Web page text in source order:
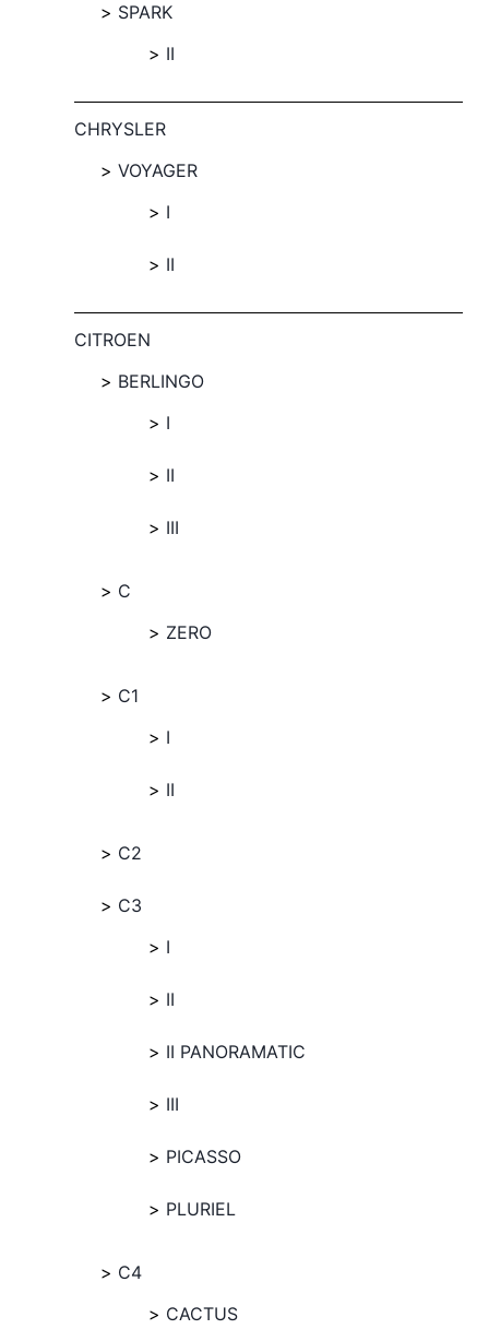
SPARK
II
CHRYSLER
VOYAGER
I
II
CITROEN
BERLINGO
I
II
III
C
ZERO
C1
I
II
C2
C3
I
II
II PANORAMATIC
III
PICASSO
PLURIEL
C4
CACTUS